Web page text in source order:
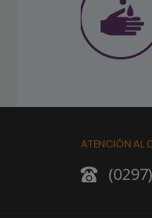
de cocina no dejar
ATENCIÓN AL